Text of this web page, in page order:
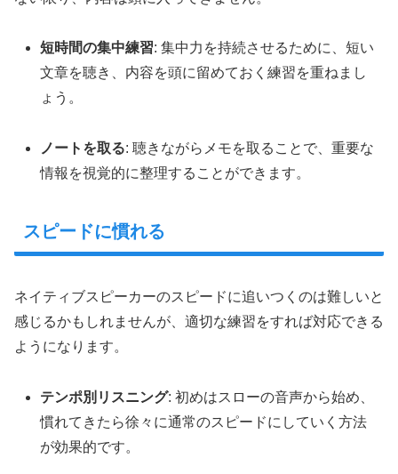
短時間の集中練習: 集中力を持続させるために、短い
文章を聴き、内容を頭に留めておく練習を重ねまし
ょう。
ノートを取る: 聴きながらメモを取ることで、重要な
情報を視覚的に整理することができます。
スピードに慣れる
ネイティブスピーカーのスピードに追いつくのは難しいと
感じるかもしれませんが、適切な練習をすれば対応できる
ようになります。
テンポ別リスニング: 初めはスローの音声から始め、
慣れてきたら徐々に通常のスピードにしていく方法
が効果的です。